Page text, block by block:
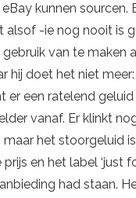
kunnen sourcen.
alsof -ie nog nooit is
van te maken
hij doet het niet
er een ratelend geluid
vanaf. Er klinkt
het stoorgeluid
en het label ‘just
had staan.